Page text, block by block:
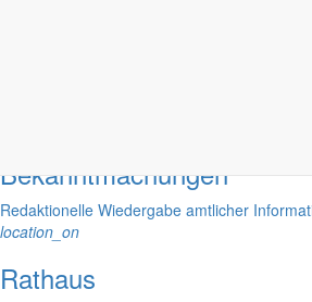
Bekanntmachungen
Redaktionelle Wiedergabe amtlicher
location_on
Rathaus